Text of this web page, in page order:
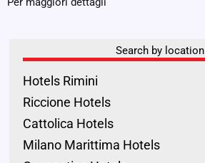
Search by location
Hotels Rimini
Riccione Hotels
Cattolica Hotels
Milano Marittima Hotels